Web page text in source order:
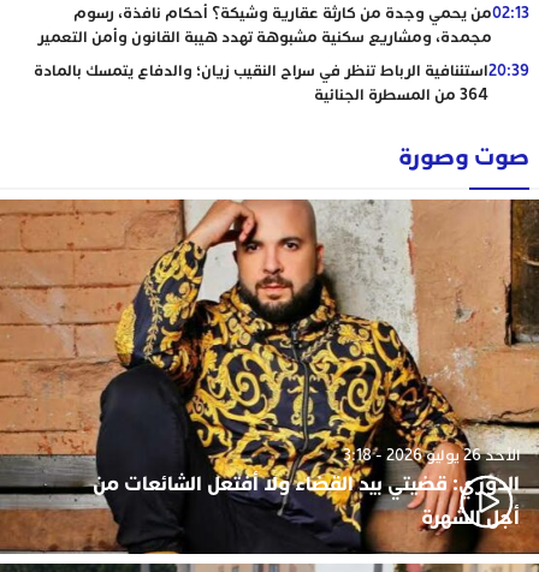
02:13من يحمي وجدة من كارثة عقارية وشيكة؟ أحكام نافذة، رسوم
مجمدة، ومشاريع سكنية مشبوهة تهدد هيبة القانون وأمن التعمير
20:39استئنافية الرباط تنظر في سراح النقيب زيان؛ والدفاع يتمسك بالمادة
364 من المسطرة الجنائية
صوت وصورة
الأحد 26 يوليو 2026 - 3:18
الدوزي: قضيتي بيد القضاء ولا أفتعل الشائعات من
أجل الشهرة